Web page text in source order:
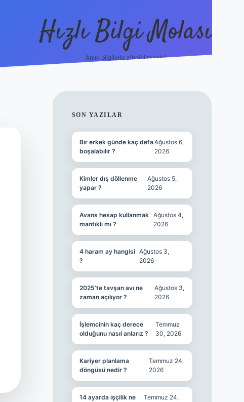
Hızlı Bilgi Molası
Anlık bilgilerle zihnini tazele!
SIDEBAR
SON YAZILAR
Bir erkek günde kaç defa
boşalabilir ?
Ağustos 6,
2026
Kimler dış döllenme
yapar ?
Ağustos 5,
2026
Avans hesap kullanmak
mantıklı mı ?
Ağustos 4,
2026
4 haram ay hangisi
?
Ağustos 3,
2026
2025’te tavşan avı ne
zaman açılıyor ?
Ağustos 3,
2026
İşlemcinin kaç derece
olduğunu nasıl anlarız ?
Temmuz
30, 2026
Kariyer planlama
döngüsü nedir ?
Temmuz 24,
2026
14 ayarda işçilik ne
Temmuz 24,
ilbet mobil giriş